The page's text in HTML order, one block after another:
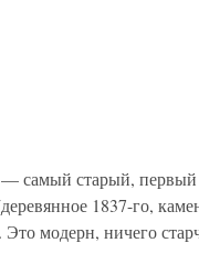
старый, первый
1837-го,
модерн, ничего